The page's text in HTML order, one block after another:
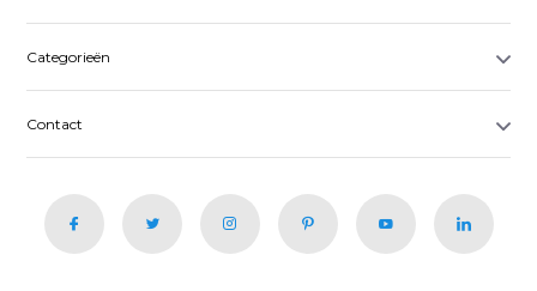
Categorieën
Contact